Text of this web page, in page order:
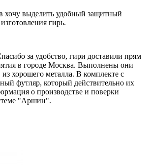
хочу выделить удобный защитный
гирь.
за удобство, гири доставили прям
в городе Москва. Выполнены они
из хорошего металла. В комплекте с
футляр, который действительно их
о производстве и поверки
"Аршин".